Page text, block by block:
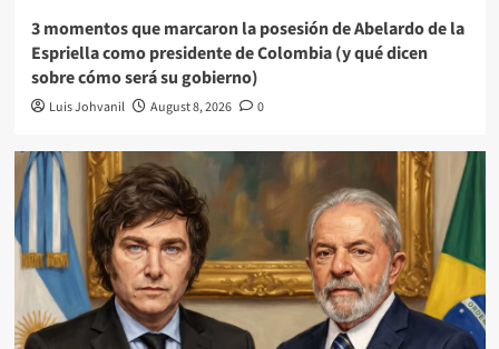
3 momentos que marcaron la posesión de Abelardo de la
Espriella como presidente de Colombia (y qué dicen
sobre cómo será su gobierno)
Luis Johvanil August 8, 2026 0